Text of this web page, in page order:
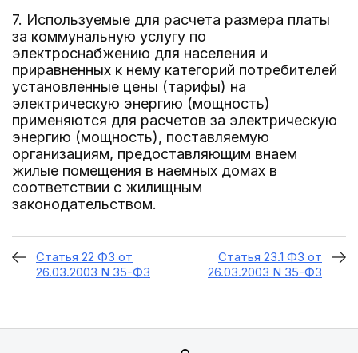
7. Используемые для расчета размера платы
за коммунальную услугу по
электроснабжению для населения и
приравненных к нему категорий потребителей
установленные цены (тарифы) на
электрическую энергию (мощность)
применяются для расчетов за электрическую
энергию (мощность), поставляемую
организациям, предоставляющим внаем
жилые помещения в наемных домах в
соответствии с жилищным
законодательством.
Статья 22 ФЗ от
26.03.2003 N 35-ФЗ
Статья 23.1 ФЗ от
26.03.2003 N 35-ФЗ